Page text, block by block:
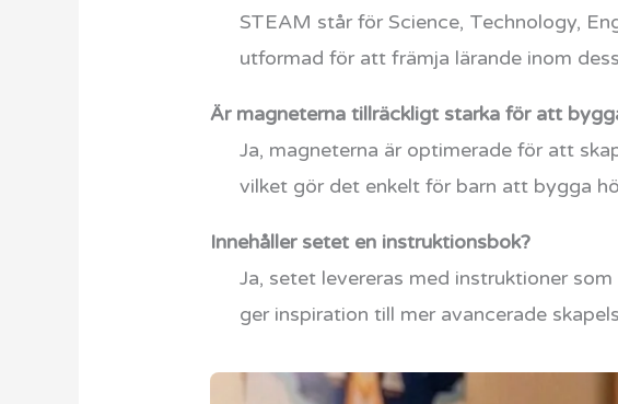
STEAM står för Science, Technology,
utformad för att främja lärande inom
Är magneterna tillräckligt starka för att
Ja, magneterna är optimerade för att
vilket gör det enkelt för barn att bygga
Innehåller setet en instruktionsbok?
Ja, setet levereras med instruktioner
ger inspiration till mer avancerade